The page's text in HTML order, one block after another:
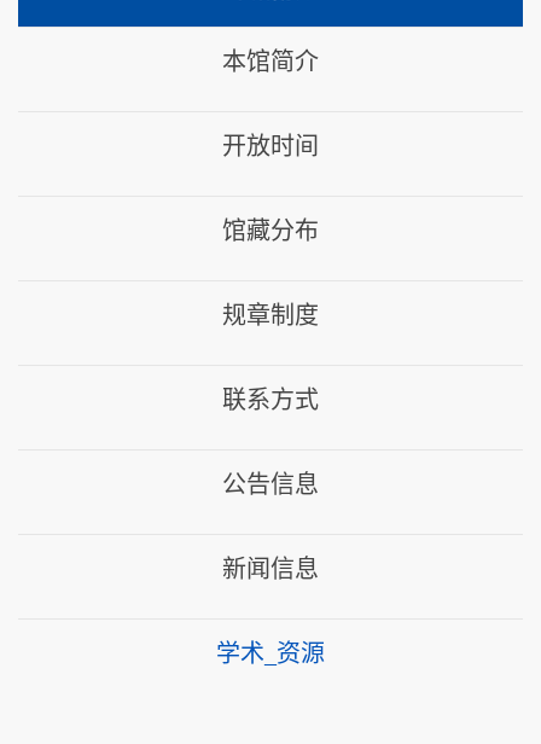
本馆简介
开放时间
馆藏分布
规章制度
联系方式
公告信息
新闻信息
学术_资源